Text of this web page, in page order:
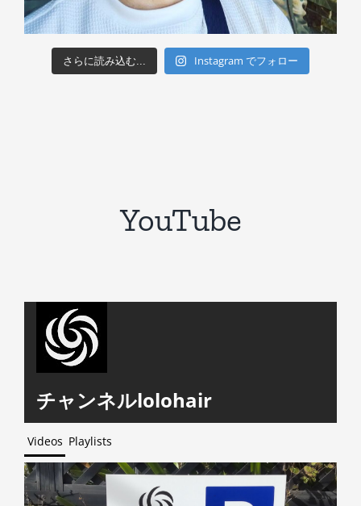
さらに読み込む... Instagram でフォロー
YouTube
チャンネルlolohair
Videos Playlists